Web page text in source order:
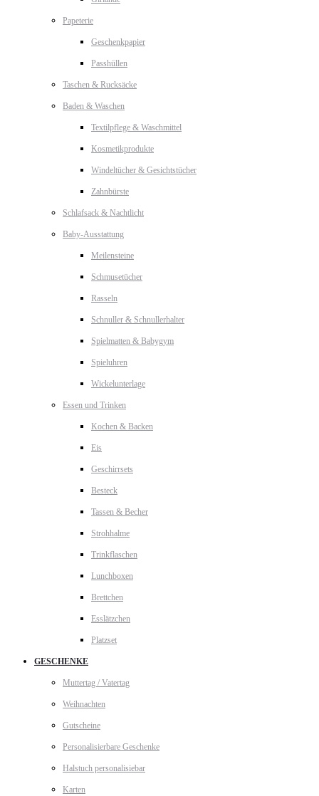
Papeterie
Geschenkpapier
Passhüllen
Taschen & Rucksäcke
Baden & Waschen
Textilpflege & Waschmittel
Kosmetikprodukte
Windeltücher & Gesichtstücher
Zahnbürste
Schlafsack & Nachtlicht
Baby-Ausstattung
Meilensteine
Schmusetücher
Rasseln
Schnuller & Schnullerhalter
Spielmatten & Babygym
Spieluhren
Wickelunterlage
Essen und Trinken
Kochen & Backen
Eis
Geschirrsets
Besteck
Tassen & Becher
Strohhalme
Trinkflaschen
Lunchboxen
Brettchen
Esslätzchen
Platzset
GESCHENKE
Muttertag / Vatertag
Weihnachten
Gutscheine
Personalisierbare Geschenke
Halstuch personalisiebar
Karten